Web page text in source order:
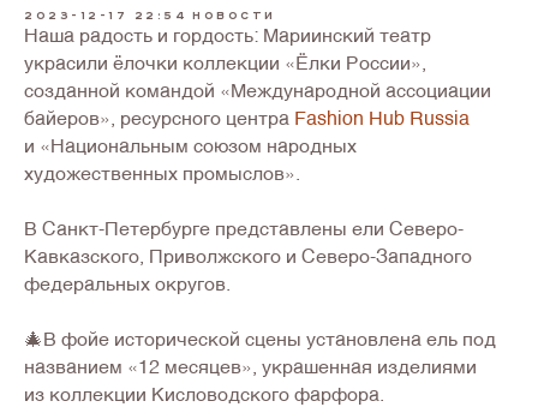
2023-12-17 22:54 Новости
Наша радость и гордость: Мариинский театр
украсили ёлочки коллекции «Ëлки России»,
созданной командой «Международной ассоциации
байеров», ресурсного центра Fashion Hub Russia
и «Национальным союзом народных
художественных промыслов».
В Санкт-Петербурге представлены ели Северо-
Кавказского, Приволжского и Северо-Западного
федеральных округов.
🎄В фойе исторической сцены установлена ель под
названием «12 месяцев», украшенная изделиями
из коллекции Кисловодского фарфора.